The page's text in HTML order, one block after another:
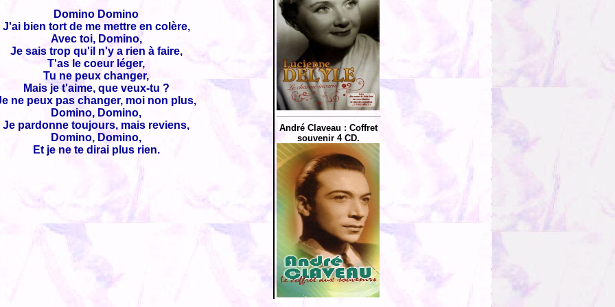
Domino Domino
J'ai bien tort de me mettre en colère,
Avec toi, Domino,
Je sais trop qu'il n'y a rien à faire,
T'as le coeur léger,
Tu ne peux changer,
Mais je t'aime, que veux-tu ?
ne peux pas changer, moi non plus,
Domino, Domino,
Je pardonne toujours, mais reviens,
Domino, Domino,
Et je ne te dirai plus rien.
André Claveau : Coffret
souvenir 4 CD.